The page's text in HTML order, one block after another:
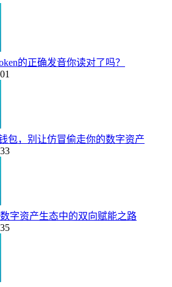
的正确发音你读对了吗？
包，别让仿冒偷走你的数字资产
字资产生态中的双向赋能之路